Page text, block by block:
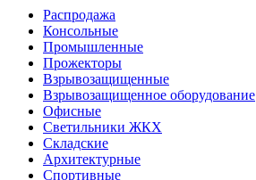
Распродажа
Консольные
Промышленные
Прожекторы
Взрывозащищенные
Взрывозащищенное оборудование
Офисные
Cветильники ЖКХ
Складские
Архитектурные
Спортивные